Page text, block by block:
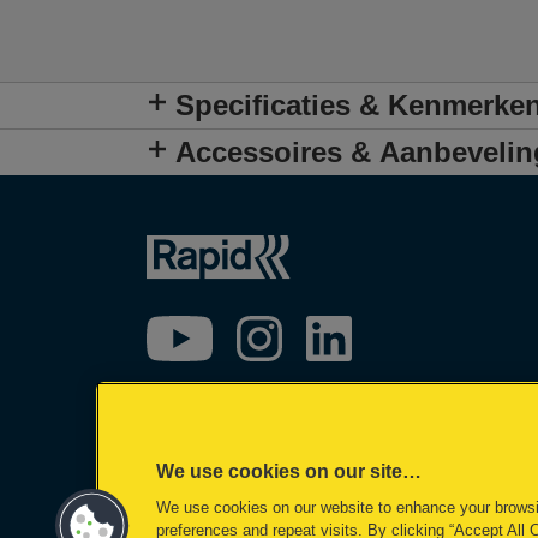
Specificaties &
Accessoires &
We use cookies on our site…
We use cookies on our website to enhance your
preferences and repeat visits. By clicking “Accept All